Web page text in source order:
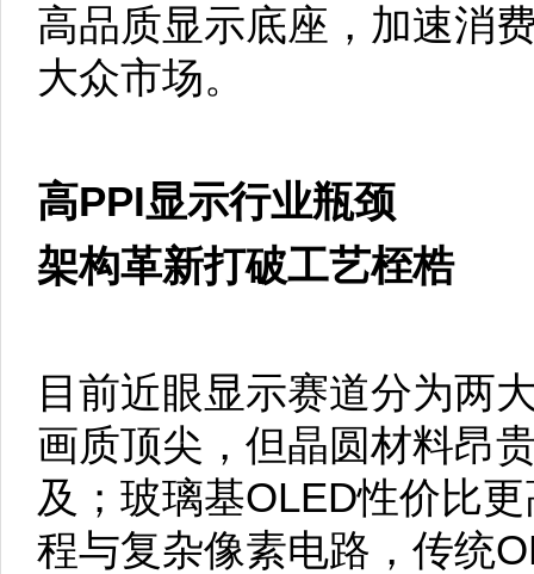
高品质显示底座，加速消
大众市场。
高PPI显示行业瓶颈
架构革新打破工艺桎梏
目前近眼显示赛道分为两
画质顶尖，但晶圆材料昂
及；玻璃基OLED性价比
程与复杂像素电路，传统